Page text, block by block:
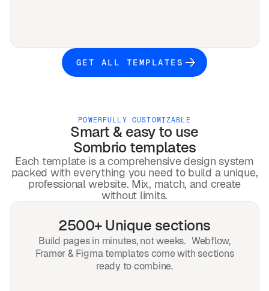
GET ALL TEMPLATES
POWERFULLY CUSTOMIZABLE
Smart & easy to use
Sombrio templates
Each template is a comprehensive design system
packed with everything you need to build a unique,
professional website. Mix, match, and create
without limits.
2500+ Unique sections
Build pages in minutes, not weeks. Webflow,
Framer & Figma templates come with sections
ready to combine.